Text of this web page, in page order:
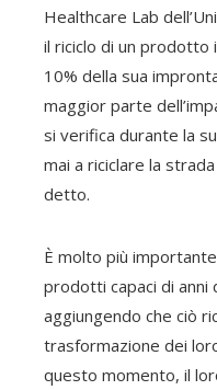
Healthcare Lab
il riciclo di un prodotto
10% della sua
maggior parte
si verifica durante la
mai a riciclare la
detto.
È molto più
prodotti capaci di anni
aggiungendo che ciò
trasformazione dei
questo momento, il